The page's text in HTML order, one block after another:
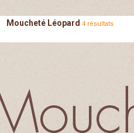
Moucheté Léopard 4 résultats